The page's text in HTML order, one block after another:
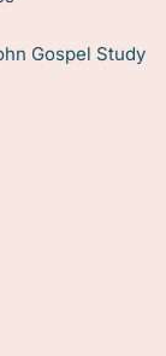
Gospel Study